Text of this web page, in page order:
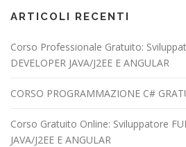
ARTICOLI RECENTI
Corso Professionale Gratuito:
DEVELOPER JAVA/J2EE E ANGULAR
CORSO PROGRAMMAZIONE C#
Corso Gratuito Online: Sviluppatore
JAVA/J2EE E ANGULAR